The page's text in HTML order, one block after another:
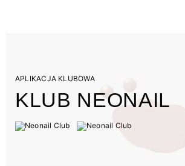
APLIKACJA KLUBOWA
KLUB NEONAIL